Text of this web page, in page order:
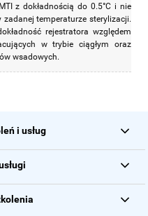
z dokładnością do 0.5°C i nie
temperaturze sterylizacji.
rejestratora względem
w trybie ciągłym oraz
wsadowych.
i usług